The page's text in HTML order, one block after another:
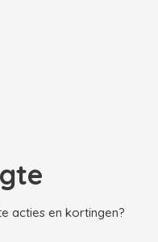
acties en kortingen?